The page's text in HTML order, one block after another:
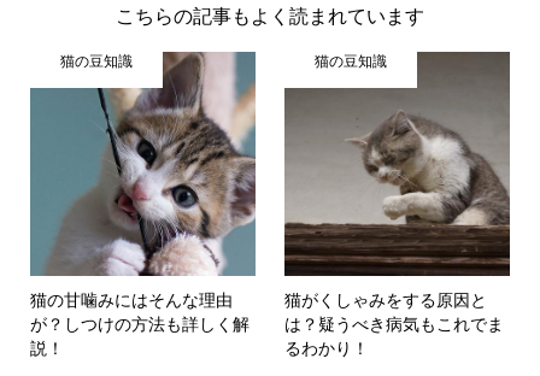
こちらの記事もよく読まれています
猫の豆知識
猫の甘噛みにはそんな理由
が？しつけの方法も詳しく解
説！
猫の豆知識
猫がくしゃみをする原因と
は？疑うべき病気もこれでま
るわかり！